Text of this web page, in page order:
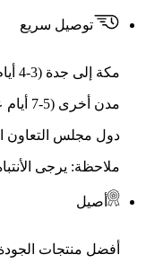
توصيل سريع
مكة إلى جدة (3-4 أيام عمل)
مدن أخرى (5-7 أيام عمل)
دول مجلس التعاون الخليجي
ملاحظة: يرجى
أصيل
أفضل منتجات الجودة